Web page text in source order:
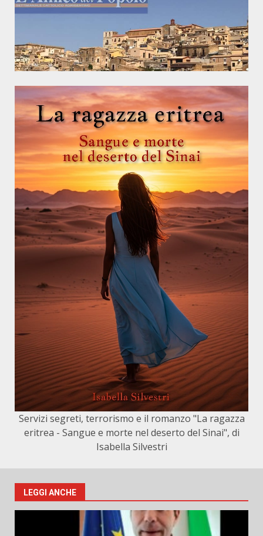
Servizi segreti, terrorismo e il romanzo "La ragazza
eritrea - Sangue e morte nel deserto del Sinai", di
Isabella Silvestri
LEGGI ANCHE